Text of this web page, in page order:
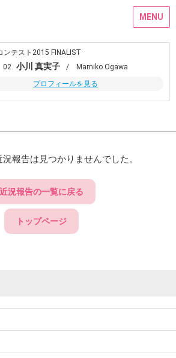
MENU
ンテスト2015 FINALIST
02. 小川 真実子
/ Mamiko Ogawa
プロフィールを見る
報告は見つかりませんでした。
近況報告の一覧に戻る
トップページ